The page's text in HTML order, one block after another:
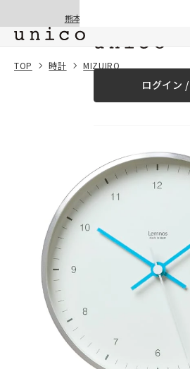
熊本地震の影響による配送遅延
ログイン
商品カテゴリー
カーテン
ラグ
ファブリック
TOP 時計 MIZUIRO一緒に購入する